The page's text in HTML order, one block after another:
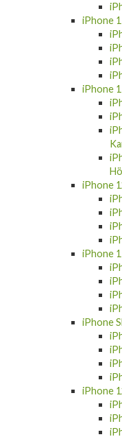
iPhone
iPhone
iPhone
iPhone
iPhone
iPhone